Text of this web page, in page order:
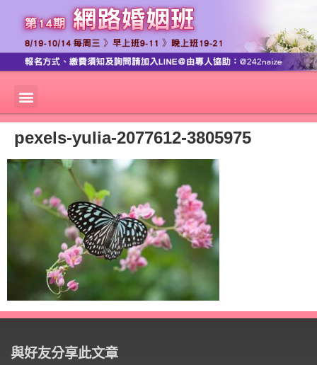
pexels-yulia-2077612-3805975
與好友分享此文章